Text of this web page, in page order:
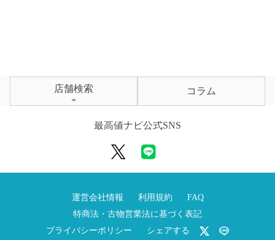
店舗検索 コラム
最高値ナビ公式SNS
運営会社情報 利用規約
FAQ
特商法・古物営業法に基づく表記
プライバシーポリシー
シェアする